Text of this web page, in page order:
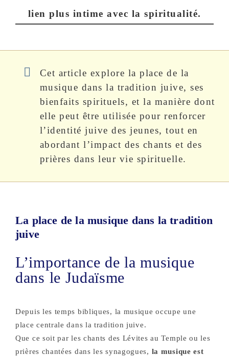
lien plus intime avec la spiritualité.
Cet article explore la place de la
musique dans la tradition juive, ses
bienfaits spirituels, et la manière dont
elle peut être utilisée pour renforcer
l’identité juive des jeunes, tout en
abordant l’impact des chants et des
prières dans leur vie spirituelle.
La place de la musique dans la tradition
juive
L’importance de la musique
dans le Judaïsme
Depuis les temps bibliques, la musique occupe une
place centrale dans la tradition juive.
Que ce soit par les chants des Lévites au Temple ou les
prières chantées dans les synagogues, la musique est